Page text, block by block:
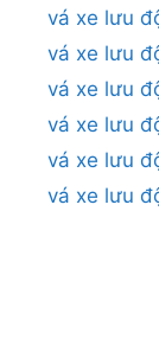
vá xe lưu
vá xe lưu
vá xe lưu
vá xe lưu
vá xe lưu
vá xe lưu